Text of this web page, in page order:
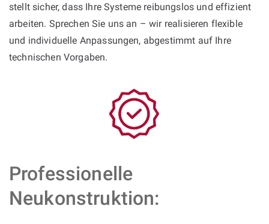
stellt sicher, dass Ihre Systeme reibungslos und effizient
arbeiten. Sprechen Sie uns an – wir realisieren flexible
und individuelle Anpassungen, abgestimmt auf Ihre
technischen Vorgaben.
Professionelle
Neukonstruktion: